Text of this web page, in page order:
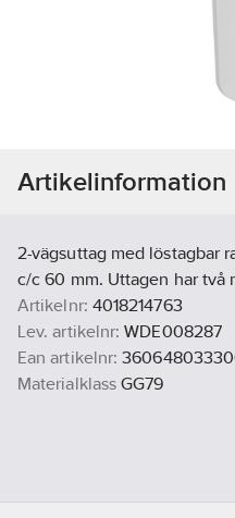
Artikelinformation
2-vägsuttag med löstagbar
c/c 60 mm. Uttagen har två
Artikelnr: 4018214763
Lev. artikelnr: WDE008287
Ean artikelnr:
Materialklass GG79